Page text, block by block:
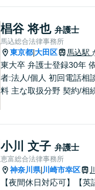
作りに尽力しています。
回無料相談】【東京・神
エリア】
椙谷 将也 弁護士
馬込総合法律事務所
東京都 大田区 馬込駅
東大卒 弁護士登録30年
者:法人/個人 初回電話相
料 主な取扱分野 契約/相
小川 文子 弁護士
恵富総合法律事務所
神奈川県| 川崎市幸区
【夜間休日対応可】【英